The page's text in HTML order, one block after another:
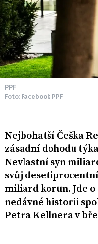
PPF
Foto: Facebook PPF
Nejbohatší Češka
zásadní dohodu
Nevlastní syn
svůj
miliard korun. Jde
nedávné historii
Petra Kellnera v